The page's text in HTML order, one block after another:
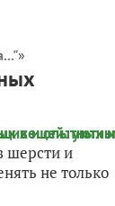
»
шерсти и
не только